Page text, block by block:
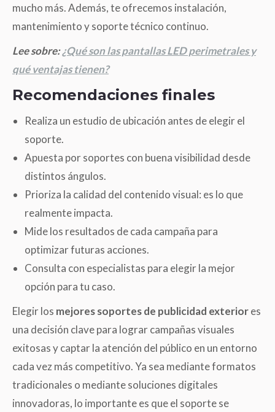
mucho más. Además, te ofrecemos instalación,
mantenimiento y soporte técnico continuo.
Lee sobre:¿Qué son las pantallas LED perimetrales y
qué ventajas tienen?
Recomendaciones finales
Realiza un estudio de ubicación antes de elegir el
soporte.
Apuesta por soportes con buena visibilidad desde
distintos ángulos.
Prioriza la calidad del contenido visual: es lo que
realmente impacta.
Mide los resultados de cada campaña para
optimizar futuras acciones.
Consulta con especialistas para elegir la mejor
opción para tu caso.
Elegir los mejores soportes de publicidad exteriores
una decisión clave para lograr campañas visuales
exitosas y captar la atención del público en un entorno
cada vez más competitivo. Ya sea mediante formatos
tradicionales o mediante soluciones digitales
innovadoras, lo importante es que el soporte se